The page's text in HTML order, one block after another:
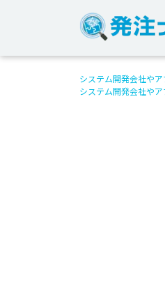
システム開発会社や
システム開発会社や